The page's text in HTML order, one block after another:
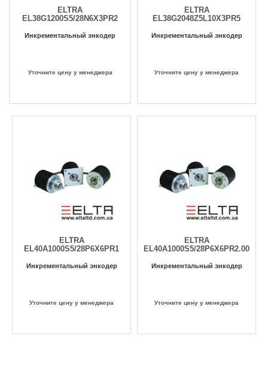
ELTRA
EL38G1200S5/28N6X3PR2
Инкрементальный энкодер
Уточните цену у менеджера
ELTRA
EL38G2048Z5L10X3PR5
Инкрементальный энкодер
Уточните цену у менеджера
ELTRA
EL40A1000S5/28P6X6PR1
Инкрементальный энкодер
Уточните цену у менеджера
ELTRA
EL40A1000S5/28P6X6PR2.004C
Инкрементальный энкодер
Уточните цену у менеджера